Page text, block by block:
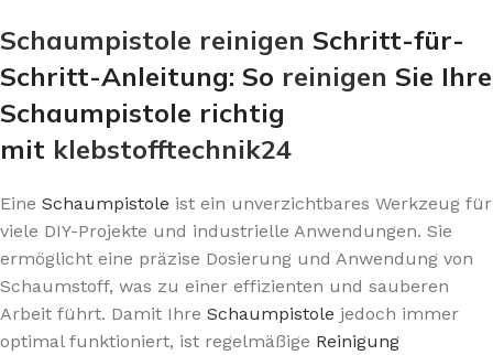
Schaumpistole reinigen Schritt-für-
Schritt-Anleitung: So reinigen Sie Ihre
Schaumpistole richtig
mit klebstofftechnik24
Eine Schaumpistole ist ein unverzichtbares Werkzeug für
viele DIY-Projekte und industrielle Anwendungen. Sie
ermöglicht eine präzise Dosierung und Anwendung von
Schaumstoff, was zu einer effizienten und sauberen
Arbeit führt. Damit Ihre Schaumpistole jedoch immer
optimal funktioniert, ist regelmäßige Reinigung